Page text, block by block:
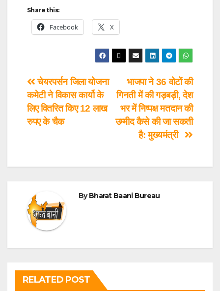
Share this:
Facebook X
भाजपा ने 36 वोटों की
गिनती में की गड़बड़ी, देश
भर में निष्पक्ष मतदान की
उम्मीद कैसे की जा सकती
है: मुख्यमंत्री
चेयरपर्सन जिला योजना
कमेटी ने विकास कार्यो के
लिए वितरित किए 12 लाख
रुपए के चैक
ByBharat Baani Bureau
RELATED POST